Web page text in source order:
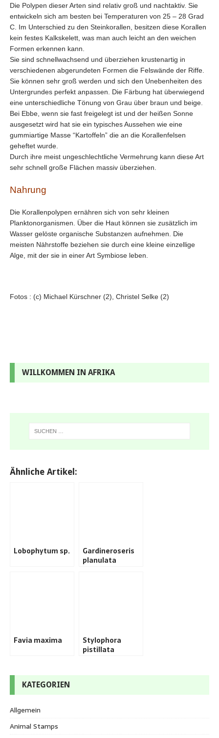
Die Polypen dieser Arten sind relativ groß und nachtaktiv. Sie
entwickeln sich am besten bei Temperaturen von 25 – 28 Grad
C. Im Unterschied zu den Steinkorallen, besitzen diese Korallen
kein festes Kalkskelett, was man auch leicht an den weichen
Formen erkennen kann.
Sie sind schnellwachsend und überziehen krustenartig in
verschiedenen abgerundeten Formen die Felswände der Riffe.
Sie können sehr groß werden und sich den Unebenheiten des
Untergrundes perfekt anpassen. Die Färbung hat überwiegend
eine unterschiedliche Tönung von Grau über braun und beige.
Bei Ebbe, wenn sie fast freigelegt ist und der heißen Sonne
ausgesetzt wird hat sie ein typisches Aussehen wie eine
gummiartige Masse “Kartoffeln” die an die Korallenfelsen
geheftet wurde.
Durch ihre meist ungeschlechtliche Vermehrung kann diese Art
sehr schnell große Flächen massiv überziehen.
Nahrung
Die Korallenpolypen ernähren sich von sehr kleinen
Planktonorganismen. Über die Haut können sie zusätzlich im
Wasser gelöste organische Substanzen aufnehmen. Die
meisten Nährstoffe beziehen sie durch eine kleine einzellige
Alge, mit der sie in einer Art Symbiose leben.
Fotos : (c) Michael Kürschner (2), Christel Selke (2)
WILLKOMMEN IN AFRIKA
Ähnliche Artikel:
Lobophytum sp.
Gardineroseris
planulata
Favia maxima
Stylophora
pistillata
KATEGORIEN
Allgemein
Animal Stamps